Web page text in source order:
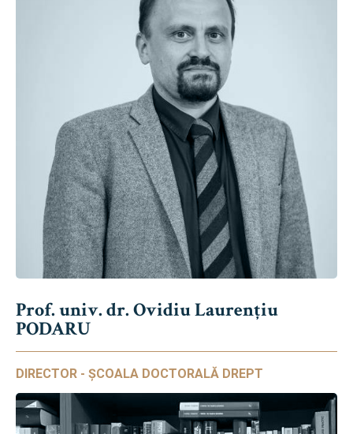
Prof. univ. dr. Ovidiu Laurențiu
PODARU
DIRECTOR - ȘCOALA DOCTORALĂ DREPT